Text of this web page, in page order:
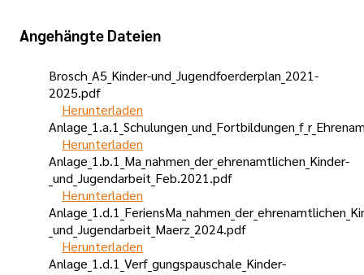
Angehängte Dateien
Brosch_A5_Kinder-und_Jugendfoerderplan_2021-
2025.pdf
Herunterladen
Herunterladen
Anlage_1.b.1_Ma_nahmen_der_ehrenamtlichen_Kinder-
_und_Jugendarbeit_Feb.2021.pdf
Herunterladen
_und_Jugendarbeit_Maerz_2024.pdf
Herunterladen
Anlage_1.d.1_Verf_gungspauschale_Kinder-